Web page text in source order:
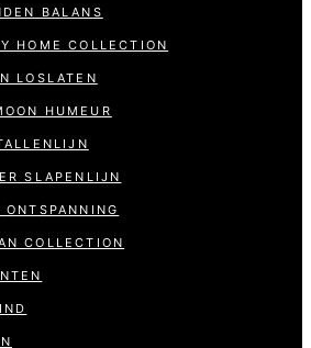
BALANS
HOME COLLECTION
LOSLATEN
HUMEUR
SLAPENLIJN
ONTSPANNING
COLLECTION